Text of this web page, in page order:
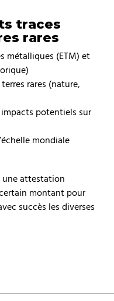
traces
rares
métalliques (ETM) et
rares (nature,
impacts potentiels sur
mondiale
une attestation
montant pour
succès les diverses